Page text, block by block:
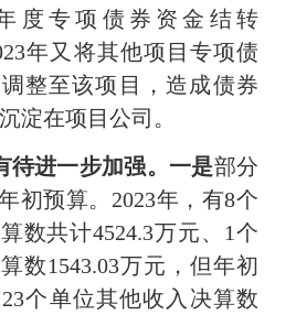
度专项债券资金结转
年又将其他项目专项债
整至该项目，造成债券
淀在项目公司。
待进一步加强。一是部分
初预算。2023年，有8个
数共计4524.3万元、1个
数1543.03万元，但年初
个单位其他收入决算数